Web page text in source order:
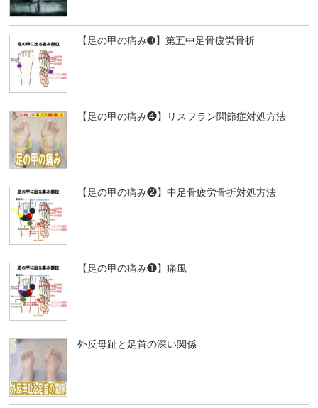
【足の甲の痛み➌】第五中足骨疲労骨折
【足の甲の痛み❹】リスフラン関節症対処方法
【足の甲の痛み❷】中足骨疲労骨折対処方法
【足の甲の痛み❶】痛風
外反母趾と足首の深い関係